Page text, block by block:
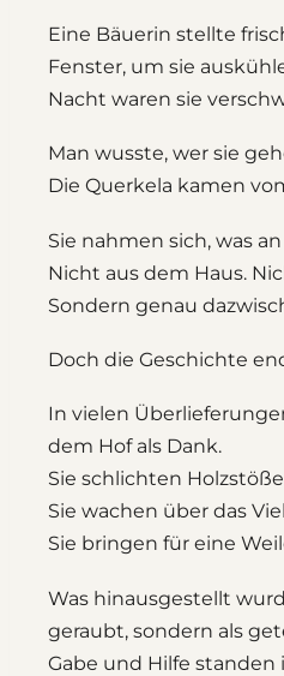
Eine Bäuerin stellte
Fenster, um sie
Nacht waren sie
Man wusste, wer sie
Die Querkela kamen
Sie nahmen sich, was
Nicht aus dem Haus.
Sondern genau
Doch die Geschichte
In vielen
dem Hof als Dank.
Sie schlichten
Sie wachen über das
Sie bringen für eine
Was hinausgestellt
geraubt, sondern als
Gabe und Hilfe